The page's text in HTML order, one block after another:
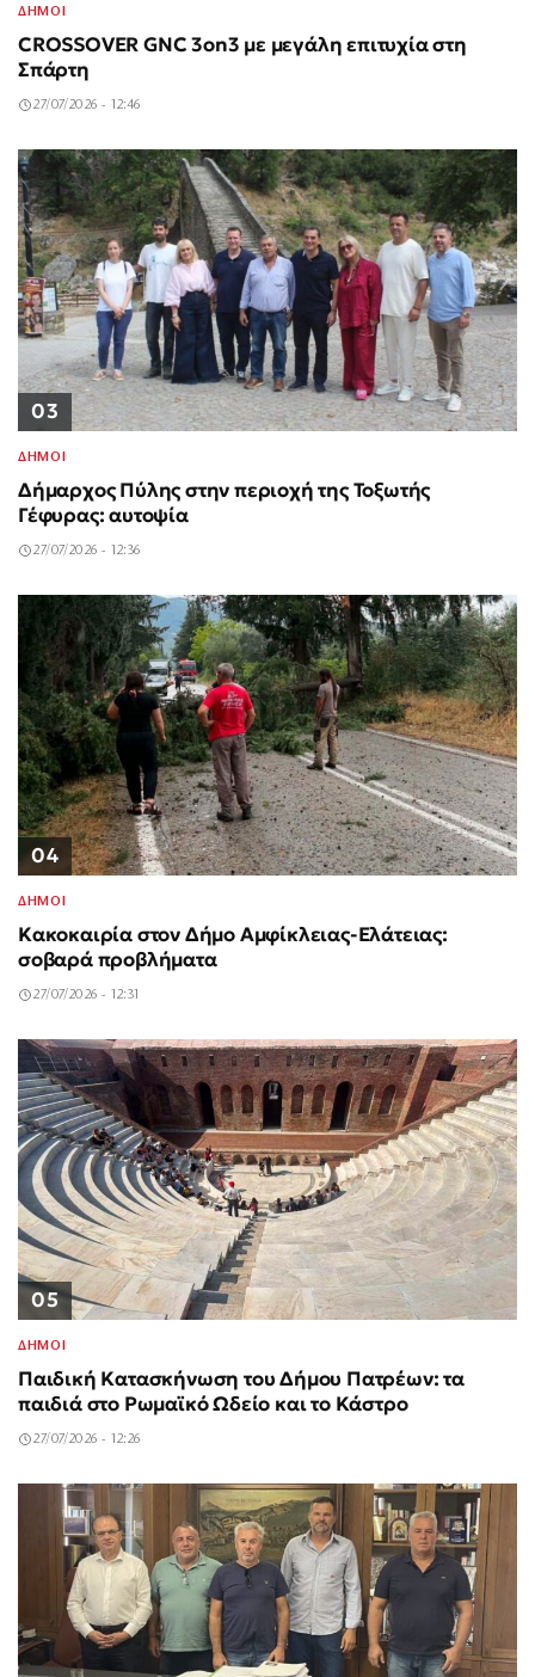
ΔΗΜΟΙ
CROSSOVER GNC 3on3 με μεγάλη επιτυχία στη
Σπάρτη
27/07/2026 - 12:46
03
ΔΗΜΟΙ
Δήμαρχος Πύλης στην περιοχή της Τοξωτής
Γέφυρας: αυτοψία
27/07/2026 - 12:36
04
ΔΗΜΟΙ
Κακοκαιρία στον Δήμο Αμφίκλειας-Ελάτειας:
σοβαρά προβλήματα
27/07/2026 - 12:31
05
ΔΗΜΟΙ
Παιδική Κατασκήνωση του Δήμου Πατρέων: τα
παιδιά στο Ρωμαϊκό Ωδείο και το Κάστρο
27/07/2026 - 12:26